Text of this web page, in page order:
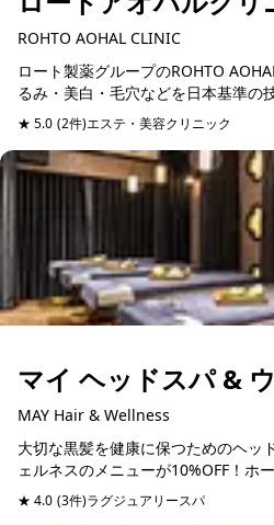
ROHTO AOHAL CLINIC
ロート製薬グループのROHTO
るみ・美白・毛穴などを日本基準の
ニック。製薬会社ならではの研究と
射な...
★ 5.0 (2件)エステ・美容クリニック
マイ ヘッドスパ &
MAY Hair & Wellness
大切な黒髪を健康に保つためのヘッ
ェルネスのメニューが10%OFF！ホ
予約すると２号店がVIP無料で利用できる! ヘッドスパ
洗...
★ 4.0 (3件)ラグジュアリースパ予約可能